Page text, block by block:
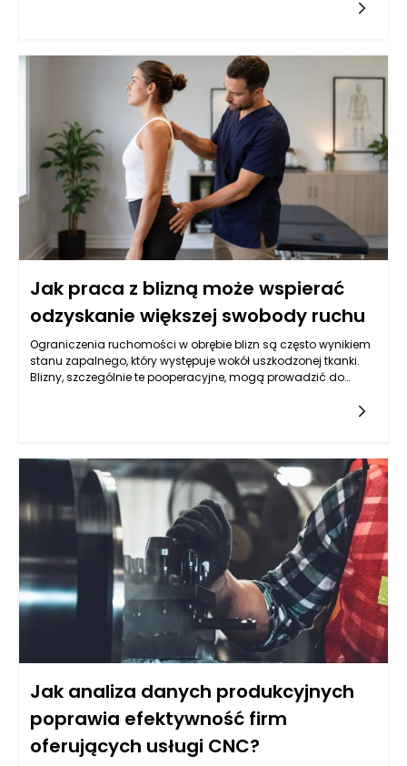
organizmu. Istnieje szereg zmian skórnych, które powinny nas
wydają się one niegroźne, ale w rzeczywistości mogą być
objawem agresywnych procesów onkologicznych. Kluczowe
zmiany to nowe znaki skórne, zmiany w kolorze, kształcie oraz
ewolucja już istniejących zmian.
Jak praca z blizną może wspierać
odzyskanie większej swobody ruchu
Ograniczenia ruchomości w obrębie blizn są często wynikiem
stanu zapalnego, który występuje wokół uszkodzonej tkanki.
Blizny, szczególnie te pooperacyjne, mogą prowadzić do
wzorców ruchu. Dlatego terapeutyczne podejście do blizn, w
tym stosowanie technik osteopatycznych, może być kluczowe
w przywracaniu prawidłowej funkcji. Zrozumienie, w jaki
sposób blizny wpływają na ciało, jest pierwszym krokiem do
odzyskania pełnej ruchomości, a specjalista taki jak magister
Jan Kowal, Dyplomowany Osteopata DO, może dostarczyć
niezbędnych wskazówek w tym procesie.
Jak analiza danych produkcyjnych
poprawia efektywność firm
oferujących usługi CNC?